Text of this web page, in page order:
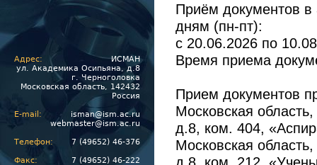
Адрес:
ИСМАН
ул. Академика Осипьяна, д.8
г. Черноголовка
Московская область, 142432
Россия
E-mail:
isman@ism.ac.ru
webmaster@ism.ac.ru
Телефон:
7 (49652) 46-376
Факс:
7 (49652) 46-222
Приём документов в
дням (пн-пт):
с 20.06.2026 по
Время приема
Прием документов
Московская
д.8, ком. 404,
Московская